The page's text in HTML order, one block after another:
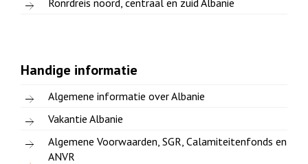
Handige informatie
Algemene informatie over Albanie
Vakantie Albanie
Algemene Voorwaarden, SGR, Calamiteitenfonds en
ANVR